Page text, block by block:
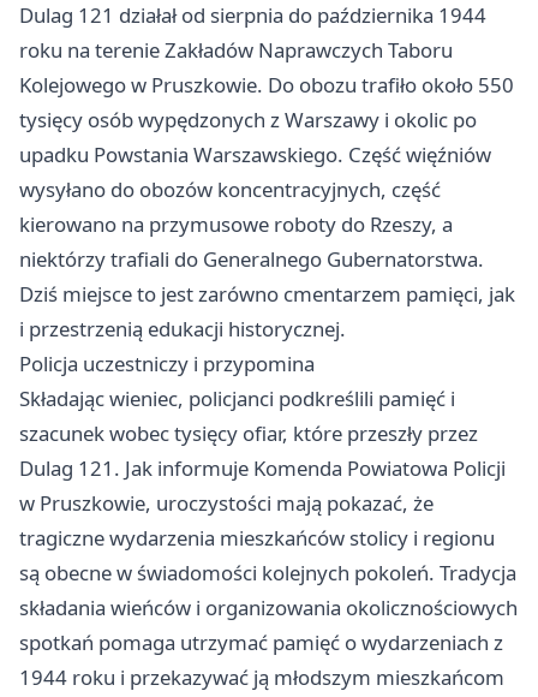
Dulag 121 działał od sierpnia do października 1944
roku na terenie Zakładów Naprawczych Taboru
Kolejowego w Pruszkowie. Do obozu trafiło około 550
tysięcy osób wypędzonych z Warszawy i okolic po
upadku Powstania Warszawskiego. Część więźniów
wysyłano do obozów koncentracyjnych, część
kierowano na przymusowe roboty do Rzeszy, a
niektórzy trafiali do Generalnego Gubernatorstwa.
Dziś miejsce to jest zarówno cmentarzem pamięci, jak
i przestrzenią edukacji historycznej.
Policja uczestniczy i przypomina
Składając wieniec, policjanci podkreślili pamięć i
szacunek wobec tysięcy ofiar, które przeszły przez
Dulag 121. Jak informuje Komenda Powiatowa Policji
w Pruszkowie, uroczystości mają pokazać, że
tragiczne wydarzenia mieszkańców stolicy i regionu
są obecne w świadomości kolejnych pokoleń. Tradycja
składania wieńców i organizowania okolicznościowych
spotkań pomaga utrzymać pamięć o wydarzeniach z
1944 roku i przekazywać ją młodszym mieszkańcom